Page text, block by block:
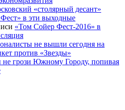
«столярный десант»
в эти выходные
«Том Сойер Фест-2016» в
не вышли сегодня на
против «Звезды»
грози Южному Городу, попивая